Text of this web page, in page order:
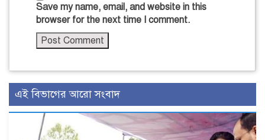
Save my name, email, and website in this
browser for the next time I comment.
এই বিভাগের আরো সংবাদ